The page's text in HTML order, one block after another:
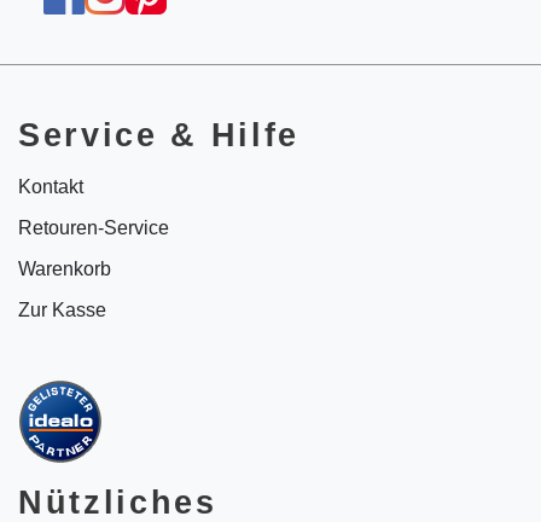
Service & Hilfe
Kontakt
Retouren-Service
Warenkorb
Zur Kasse
Nützliches